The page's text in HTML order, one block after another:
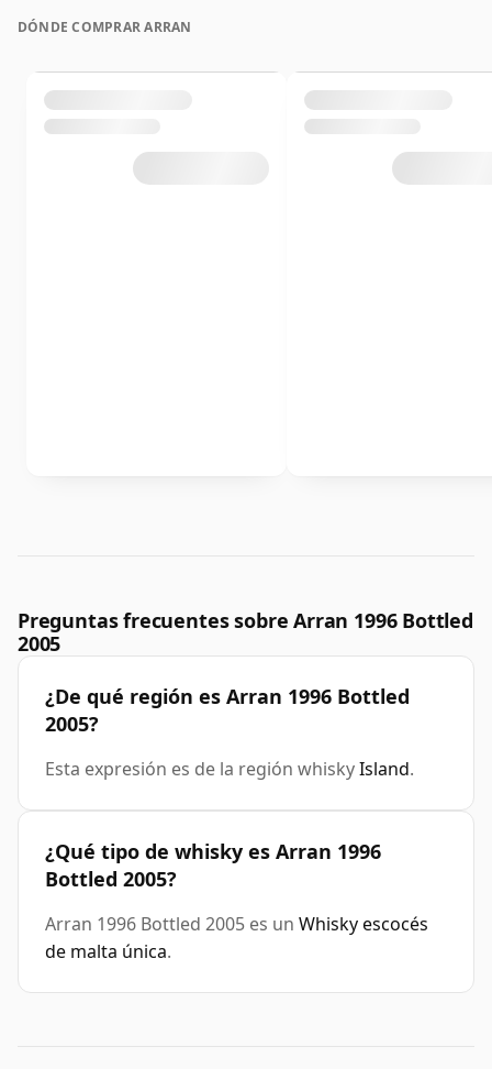
DÓNDE COMPRAR ARRAN
Preguntas frecuentes sobre Arran 1996 Bottled
2005
¿De qué región es Arran 1996 Bottled
2005?
Esta expresión es de la región whiskyIsland.
¿Qué tipo de whisky es Arran 1996
Bottled 2005?
Arran 1996 Bottled 2005 es un Whisky escocés
de malta única.